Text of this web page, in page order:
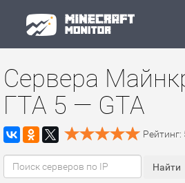
Сервера
ГТА 5 — GTA
Рейтинг: